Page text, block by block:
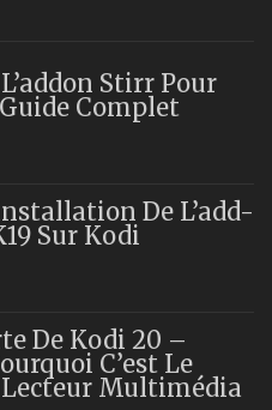
Stirr Pour
Complet
De L’add-
Sur Kodi
De Kodi 20 –
C’est Le
Multimédia